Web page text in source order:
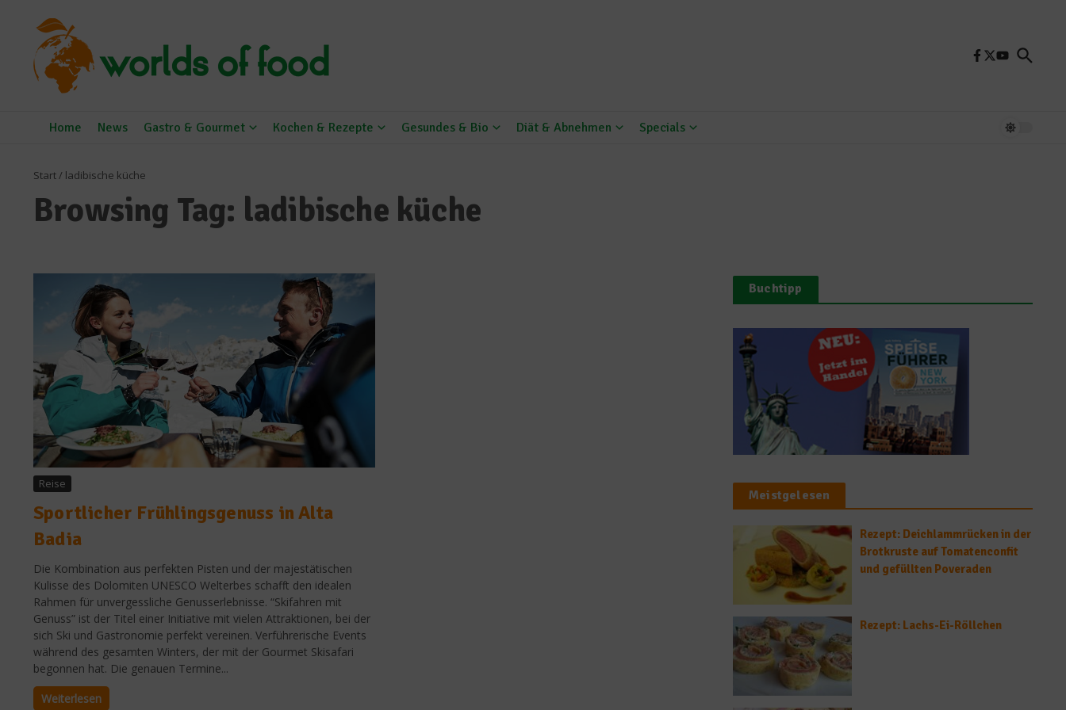
Home News Gastro & Gourmet Kochen & Rezepte Gesundes & Bio Diät & Abnehmen Specials
Start/ ladibische küche
Browsing Tag: ladibische küche
Reise
Sportlicher Frühlingsgenuss in Alta
Badia
Die Kombination aus perfekten Pisten und der majestätischen
Kulisse des Dolomiten UNESCO Welterbes schafft den idealen
Rahmen für unvergessliche Genusserlebnisse. “Skifahren mit
Genuss” ist der Titel einer Initiative mit vielen Attraktionen, bei der
sich Ski und Gastronomie perfekt vereinen. Verführerische Events
während des gesamten Winters, der mit der Gourmet Skisafari
begonnen hat. Die genauen Termine...
Weiterlesen
Buchtipp
Meistgelesen
Rezept: Deichlammrücken in der
Brotkruste auf Tomatenconfit
und gefüllten Poveraden
Rezept: Lachs-Ei-Röllchen